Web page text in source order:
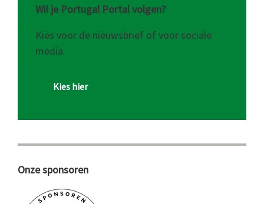
Wil je Portugal Portal volgen?
Kies voor de nieuwsbrief of voor sociale
media
Kies hier
Onze sponsoren